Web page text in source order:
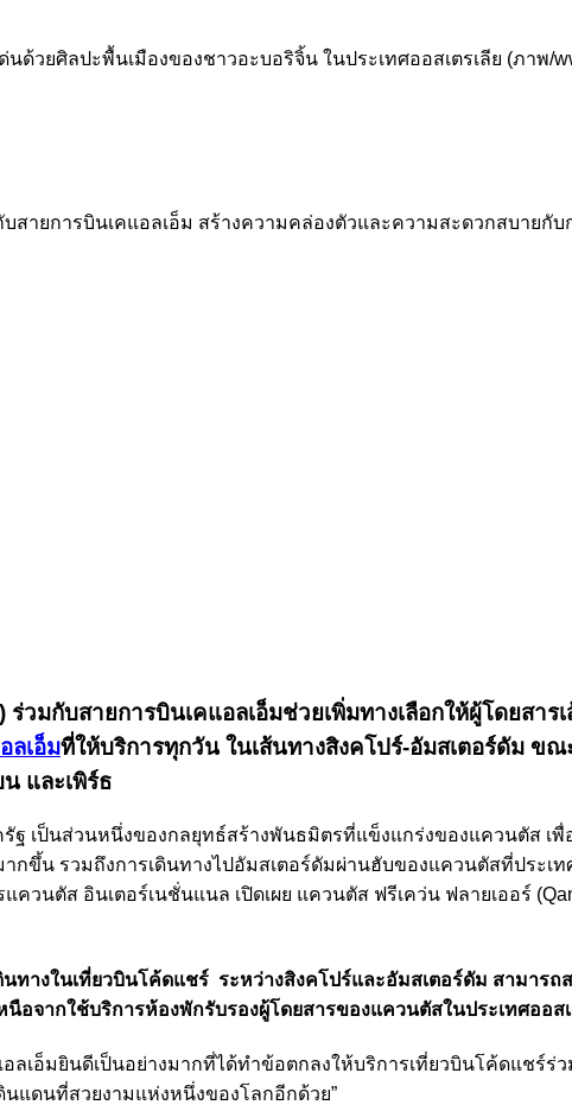
ยศิลปะพื้นเมืองของชาวอะบอริจิ้น ในประเทศออสเตรเลีย (ภาพ/
ายการบินเคแอลเอ็ม สร้างความคล่องตัวและความสะดวกสบายกับ
วมกับสายการบินเคแอลเอ็มช่วยเพิ่มทางเลือกให้ผู้โดยสารเ
ลเอ็มที่ให้บริการทุกวัน ในเส้นทางสิงคโปร์-อัมสเตอร์ดัม ขณ
และเพิร์ธ
เป็นส่วนหนึ่งของกลยุทธ์สร้างพันธมิตรที่แข็งแกร่งของแควนตัส เพื่
กขึ้น รวมถึงการเดินทางไปอัมสเตอร์ดัมผ่านฮับของแควนตัสที่ประเ
นตัส อินเตอร์เนชั่นแนล เปิดเผย แควนตัส ฟรีเคว่น ฟลายเออร์
ทางในเที่ยวบินโค้ดแชร์ ระหว่างสิงคโปร์และอัมสเตอร์ดัม สามาร
อจากใช้บริการห้องพักรับรองผู้โดยสารของแควนตัสในประเทศออส
ลเอ็มยินดีเป็นอย่างมากที่ได้ทำข้อตกลงให้บริการเที่ยวบินโค้ดแชร์ร่
นแดนที่สวยงามแห่งหนึ่งของโลกอีกด้วย”